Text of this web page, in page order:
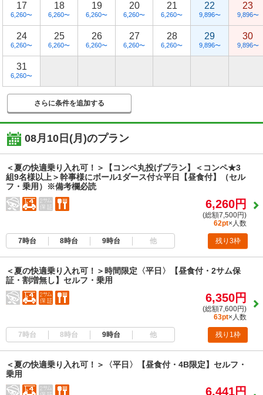
17
6,260〜
18
6,260〜
19
6,260〜
20
6,260〜
21
6,260〜
22
9,896〜
23
9,896〜
24
6,260〜
25
6,260〜
26
6,260〜
27
6,260〜
28
6,260〜
29
9,896〜
30
9,896〜
31
6,260〜
さらに条件を追加する
08月10日(月)のプラン
＜夏の快適乗り入れ可！＞【コンペ丸投げプラン】＜コンペ★3
組9名様以上＞幹事様にボール1ダース付☆平日【昼食付】（セル
フ・乗用）※備考欄必読
6,260円
(総額7,500円)
62pt×人数
7時台 8時台 9時台 他 残り3枠
＜夏の快適乗り入れ可！＞時間限定〈平日〉【昼食付・2サム保
証・割増無し】セルフ・乗用
6,350円
(総額7,600円)
63pt×人数
7時台 8時台 9時台 他 残り1枠
＜夏の快適乗り入れ可！＞〈平日〉【昼食付・4B限定】セルフ・
乗用
6,441円